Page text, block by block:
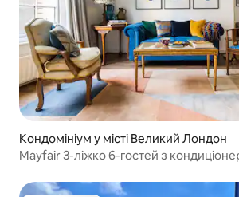
Кондомініум у місті Великий Лондон
Mayfair 3-ліжко 6-гостей з